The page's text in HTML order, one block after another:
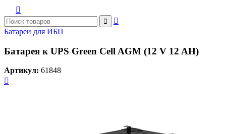



Батареи для ИБП
Батарея к UPS Green Cell AGM (12 V 12 AH)
Артикул: 61848
